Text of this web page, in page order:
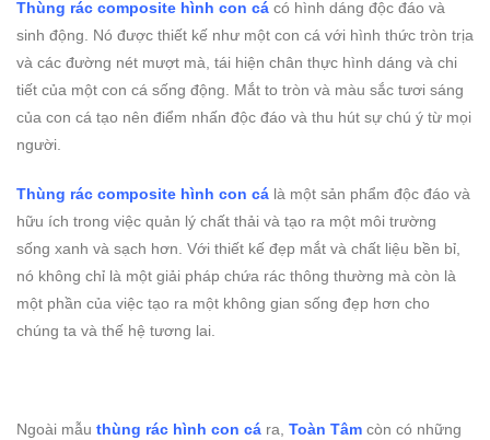
Thùng rác composite hình con cá có hình dáng độc đáo và
sinh động. Nó được thiết kế như một con cá với hình thức tròn trịa
và các đường nét mượt mà, tái hiện chân thực hình dáng và chi
tiết của một con cá sống động. Mắt to tròn và màu sắc tươi sáng
của con cá tạo nên điểm nhấn độc đáo và thu hút sự chú ý từ mọi
người.
Thùng rác composite hình con cá là một sản phẩm độc đáo và
hữu ích trong việc quản lý chất thải và tạo ra một môi trường
sống xanh và sạch hơn. Với thiết kế đẹp mắt và chất liệu bền bỉ,
nó không chỉ là một giải pháp chứa rác thông thường mà còn là
một phần của việc tạo ra một không gian sống đẹp hơn cho
chúng ta và thế hệ tương lai.
Ngoài mẫu thùng rác hình con cá ra, Toàn Tâm còn có những